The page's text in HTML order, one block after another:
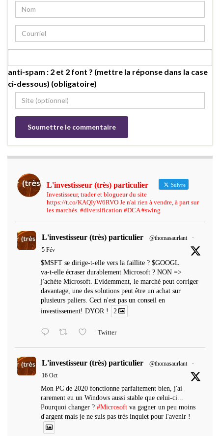
anti-spam : 2 et 2 font ? (mettre la réponse dans la case
ci-dessous) (obligatoire)
L'investisseur (très) particulier Suivre
Investisseur, trader et blogueur du site
https://t.co/KAQIyW6RVO Je n'ai rien à vendre, à part sur
les marchés. #diversification #DCA #swing
L'investisseur (très) particulier @thomasaurlant
·
5 Fév
$MSFT se dirige-t-elle vers la faillite ? $GOOGL
va-t-elle écraser durablement Microsoft ? NON =>
j'achète Microsoft. Evidemment, le marché peut corriger
davantage, une des solutions peut être un achat sur
plusieurs paliers. Ceci n'est pas un conseil en
investissement! DYOR !
2
Twitter
L'investisseur (très) particulier @thomasaurlant
·
16 Oct
Mon PC de 2020 fonctionne parfaitement bien, j'ai
rarement eu un Windows aussi stable que celui-ci...
Pourquoi changer ? #Microsoft va gagner un peu moins
d'argent mais je ne suis pas très inquiet pour l'avenir !